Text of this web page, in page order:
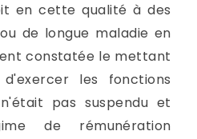
en cette qualité à des
de longue maladie en
constatée le mettant
les fonctions
pas suspendu et
de rémunération